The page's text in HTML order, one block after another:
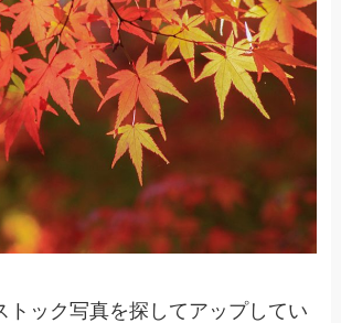
トック写真を探してアップしてい